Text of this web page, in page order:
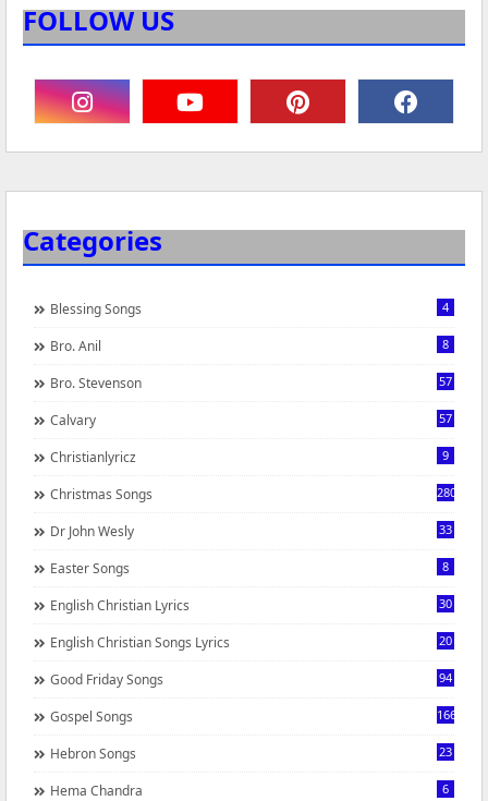
FOLLOW US
Categories
Blessing Songs 4
Bro. Anil 8
Bro. Stevenson 57
Calvary 57
Christianlyricz 9
Christmas Songs 280
Dr John Wesly 33
Easter Songs 8
English Christian Lyrics 30
English Christian Songs Lyrics 20
Good Friday Songs 94
Gospel Songs 166
Hebron Songs 23
Hema Chandra 6